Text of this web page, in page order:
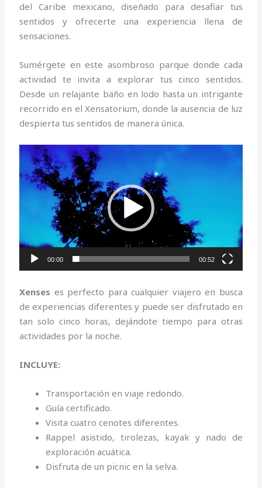
del Caribe mexicano, diseñado para desafiar tus
sentidos y ofrecerte una experiencia llena de
sensaciones.
Sumérgete en este asombroso parque donde cada
actividad te invita a explorar tus cinco sentidos.
Desde un relajante baño en lodo hasta un intrigante
recorrido en el Xensatorium, donde la ausencia de luz
despierta tus sentidos de manera única.
Reproductor
vídeo
00:00 00:52
Xenses es perfecto para cualquier viajero en busca
de experiencias diferentes y puede ser disfrutado en
tan solo cinco horas, dejándote tiempo para otras
actividades por la noche.
INCLUYE:
Transportación en viaje redondo.
Guía certificado.
Visita cuatro cenotes diferentes.
Rappel asistido, tirolezas, kayak y nado de
exploración acuática.
Disfruta de un picnic en la selva.